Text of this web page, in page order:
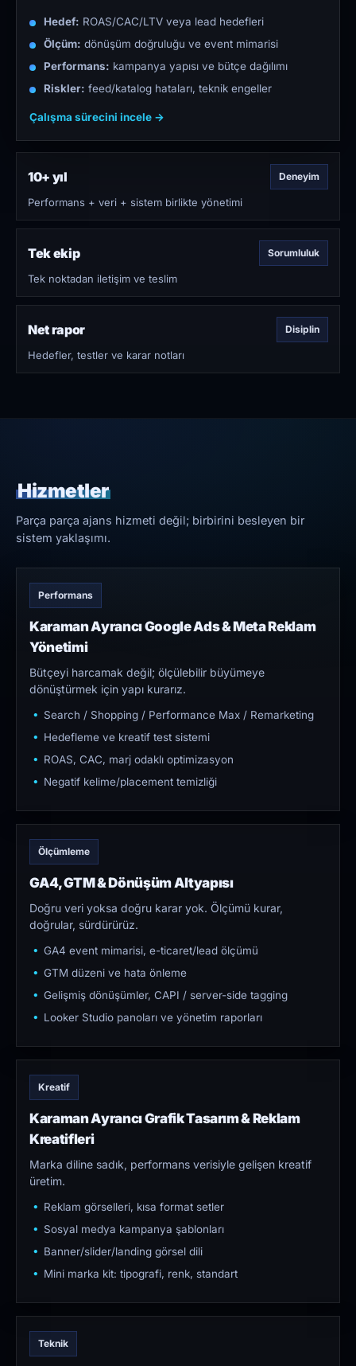
Hedef: ROAS/CAC/LTV veya lead hedefleri
Ölçüm: dönüşüm doğruluğu ve event mimarisi
Performans: kampanya yapısı ve bütçe dağılımı
Riskler: feed/katalog hataları, teknik engeller
Çalışma sürecini incele →
10+ yıl Deneyim
Performans + veri + sistem birlikte yönetimi
Tek ekip Sorumluluk
Tek noktadan iletişim ve teslim
Net rapor Disiplin
Hedefler, testler ve karar notları
Hizmetler
Parça parça ajans hizmeti değil; birbirini besleyen bir
sistem yaklaşımı.
Performans
Karaman Ayrancı Google Ads & Meta Reklam
Yönetimi
Bütçeyi harcamak değil; ölçülebilir büyümeye
dönüştürmek için yapı kurarız.
Search / Shopping / Performance Max / Remarketing
Hedefleme ve kreatif test sistemi
ROAS, CAC, marj odaklı optimizasyon
Negatif kelime/placement temizliği
Ölçümleme
GA4, GTM & Dönüşüm Altyapısı
Doğru veri yoksa doğru karar yok. Ölçümü kurar,
doğrular, sürdürürüz.
GA4 event mimarisi, e-ticaret/lead ölçümü
GTM düzeni ve hata önleme
Gelişmiş dönüşümler, CAPI / server-side tagging
Looker Studio panoları ve yönetim raporları
Kreatif
Karaman Ayrancı Grafik Tasarım & Reklam
Kreatifleri
Marka diline sadık, performans verisiyle gelişen kreatif
üretim.
Reklam görselleri, kısa format setler
Sosyal medya kampanya şablonları
Banner/slider/landing görsel dili
Mini marka kit: tipografi, renk, standart
Teknik